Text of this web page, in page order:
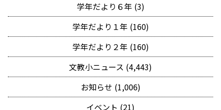
学年だより６年 (3)
学年だより１年 (160)
学年だより２年 (160)
文教小ニュース (4,443)
お知らせ (1,006)
イベント (21)